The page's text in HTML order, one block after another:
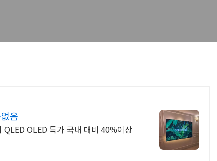
음
OLED 특가 국내 대비 40%이상